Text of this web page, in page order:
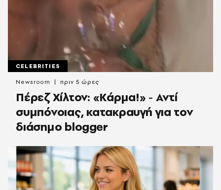
CELEBRITIES
Πέρεζ Χίλτον: «Κάρμα!» - Αντί
συμπόνοιας, κατακραυγή για τον
διάσημο blogger
Newsroom πριν 5 ώρες